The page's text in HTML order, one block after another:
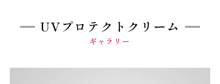
ギャラリー
UVプロテクトクリーム